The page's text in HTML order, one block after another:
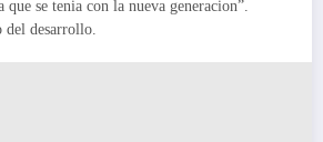
que se tenia con la nueva generacion”.
del desarrollo.